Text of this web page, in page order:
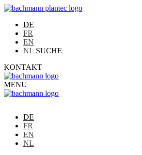
DE
FR
EN
NL SUCHE
KONTAKT
MENU
DE
FR
EN
NL